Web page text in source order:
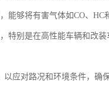
够将有害气体如CO、HC
特别是在高性能车辆和改
应对路况和环境条件，确